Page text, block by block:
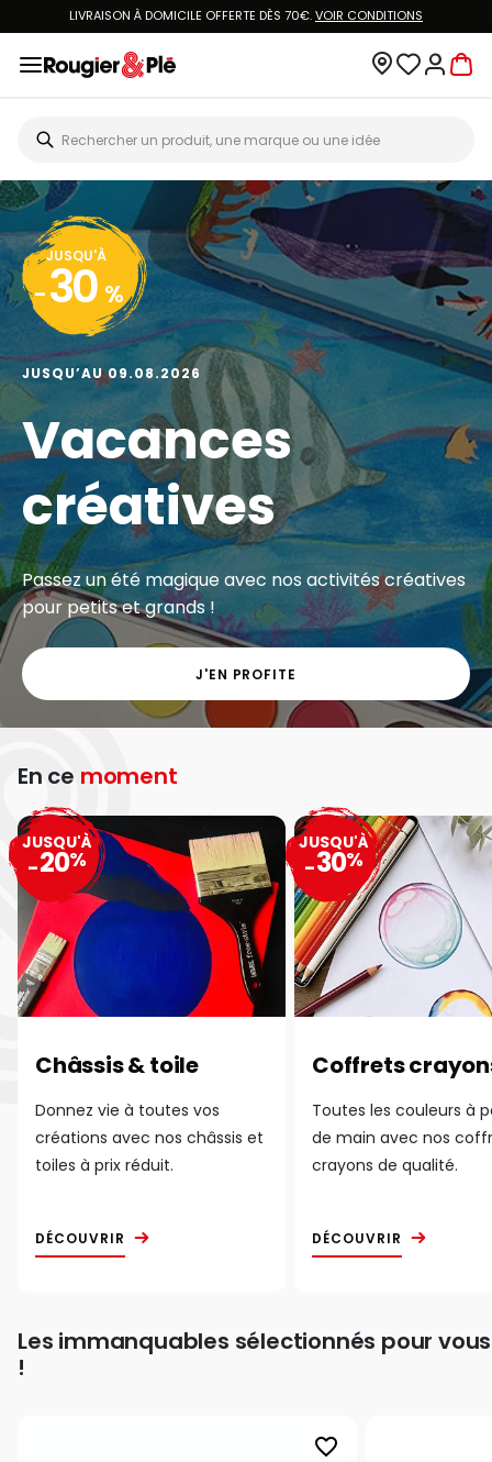
LIVRAISON À DOMICILE OFFERTE DÈS 70€.VOIR CONDITIONS
JUSQU'À
- 30 %
JUSQU’AU 09.08.2026
Vacances
créatives
Passez un été magique avec nos activités créatives
pour petits et grands !
J'EN PROFITE
En ce moment
Châssis & toile
Donnez vie à toutes vos
créations avec nos châssis et
toiles à prix réduit.
DÉCOUVRIR
JUSQU'À
-20%
Coffrets
Toutes les couleurs à
de main avec nos
crayons de qualité.
DÉCOUVRIR
JUSQU'À
-30%
Les immanquables sélectionnés pour vous
!
favorite_border